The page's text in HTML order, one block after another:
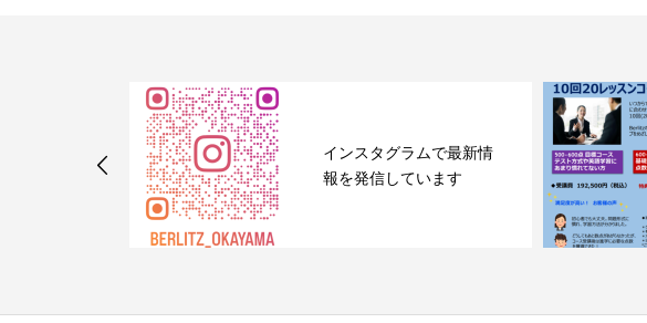
インスタグラムで最新情
報を発信しています